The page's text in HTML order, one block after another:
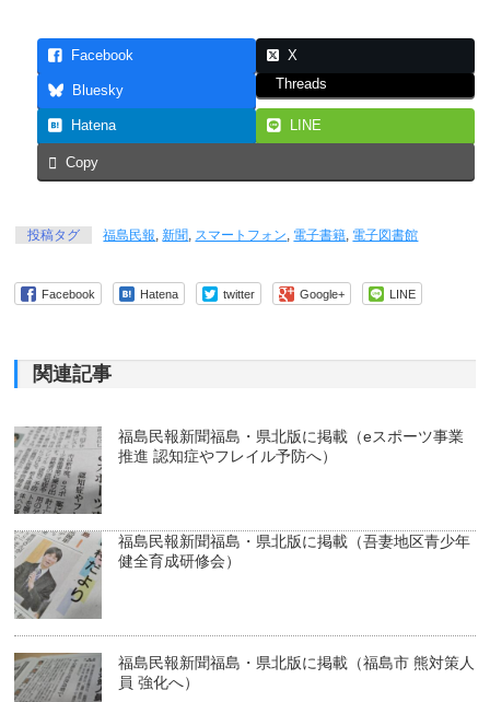
Facebook X
Bluesky Threads
Hatena LINE
Copy
投稿タグ 福島民報,新聞, スマートフォン, 電子書籍, 電子図書館
Facebook Hatena twitter Google+ LINE
関連記事
福島民報新聞福島・県北版に掲載（eスポーツ事業
推進 認知症やフレイル予防へ）
福島民報新聞福島・県北版に掲載（吾妻地区青少年
健全育成研修会）
福島民報新聞福島・県北版に掲載（福島市 熊対策人
員 強化へ）